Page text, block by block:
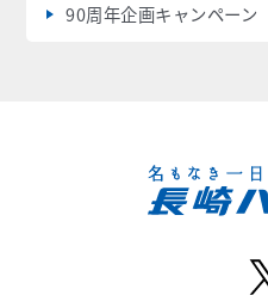
90周年企画キャンペーン